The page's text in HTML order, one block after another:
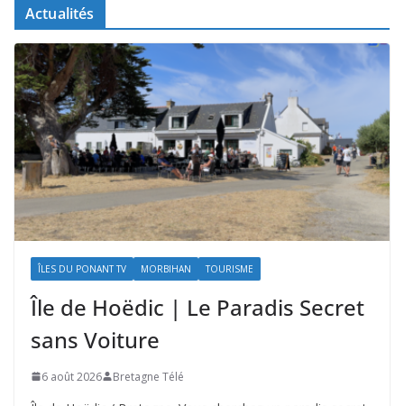
Actualités
ÎLES DU PONANT TV MORBIHAN TOURISME
Île de Hoëdic | Le Paradis Secret
sans Voiture
6 août 2026 Bretagne Télé